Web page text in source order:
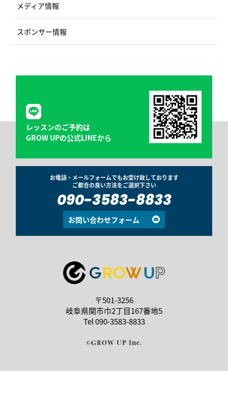
メディア情報
スポンサー情報
レッスンのご予約は
GROW UPの公式LINEから
お電話・メールフォームでもお受け致しております
ご都合の良い方法をご選択下さい
090-3583-8833
お問い合わせフォーム
〒501-3256
岐阜県関市巾2丁目167番地5
Tel090-3583-8833
©GROW UP Inc.